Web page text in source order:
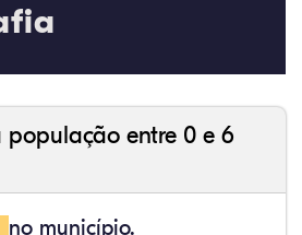
população entre 0 e 6
no município.